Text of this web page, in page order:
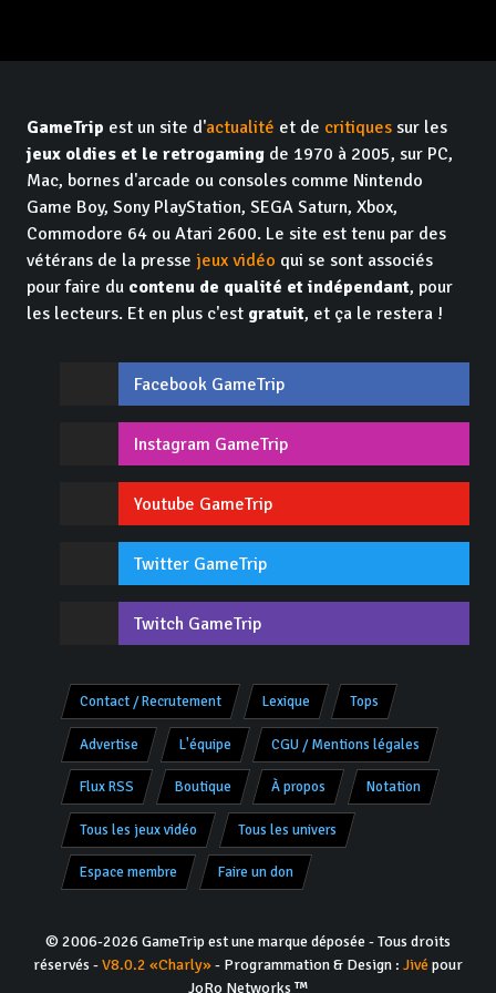
GameTrip est un site d'actualité et de critiques sur les
jeux oldies et le retrogaming de 1970 à 2005, sur PC,
Mac, bornes d'arcade ou consoles comme Nintendo
Game Boy, Sony PlayStation, SEGA Saturn, Xbox,
Commodore 64 ou Atari 2600. Le site est tenu par des
vétérans de la presse jeux vidéo qui se sont associés
pour faire du contenu de qualité et indépendant, pour
les lecteurs. Et en plus c'est gratuit, et ça le restera !
Facebook GameTrip
Instagram GameTrip
Youtube GameTrip
Twitter GameTrip
Twitch GameTrip
Contact / Recrutement Lexique Tops
Advertise L'équipe CGU / Mentions légales
Flux RSS Boutique À propos Notation
Tous les jeux vidéo Tous les univers
Espace membre Faire un don
© 2006-2026 GameTrip est une marque déposée - Tous droits
réservés -V8.0.2 «Charly»- Programmation & Design : Jivépour
JoRo Networks ™